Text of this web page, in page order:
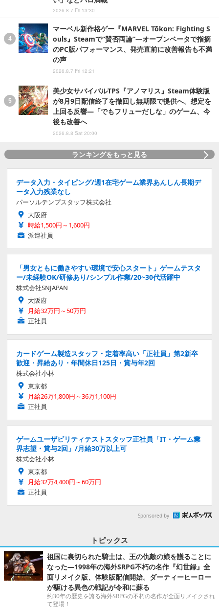
2026.8.7 Fri 13:30
マーベル新作格ゲー『MARVEL Tōkon: Fighting S
ouls』Steamで“賛否両論”―オープンベータで指摘
のPC版パフォーマンス、発売直前に改善報告も不満
の声
2026.8.7 Fri 12:21
美少女サバイバルTPS『アノマリス』Steam体験版
が8月9日配信終了を撤回し無期限で提供へ。想定を
上回る反響―「でもフリューだしな」のゲーム、今
後も改善へ
2026.8.8 Sat 20:00
ランキングをもっと見る
データ入力・タイピング/週1在宅ゲーム業界あんしん長期デ
ータ入力残業なし
パーソルテンプスタッフ株式会社
大阪府
時給1,500円～1,600円
派遣社員
「男女ともに働きやすい環境で安心スタート」ゲームテスタ
ー/未経験OK/研修あり/シンプル作業/20~30代活躍中
株式会社SNJAPAN
大阪府
月給32万円～50万円
正社員
カードゲーム製造スタッフ・定着率高い「正社員」第2新卒
歓迎・昇給あり・年間休日125日・賞与年2回
株式会社小林
東京都
月給26万1,800円～36万1,100円
正社員
ゲームユーザビリティテストスタッフ正社員「IT・ゲーム業
界志望・賞与2回」/月給30万以上可
株式会社小林
東京都
月給32万4,400円～60万円
正社員
Sponsored by
トピックス
祖国に裏切られた騎士は、王の仇敵の娘を護ることに
なった―1998年の海外SRPG不朽の名作『幻世録』全
面リメイク版、体験版配信開始。ダーティーヒーロー
が駆ける異色の戦記が令和に蘇る
約30年の歴史を誇る海外SRPGの不朽の名作が全面リメイクされ
て登場！